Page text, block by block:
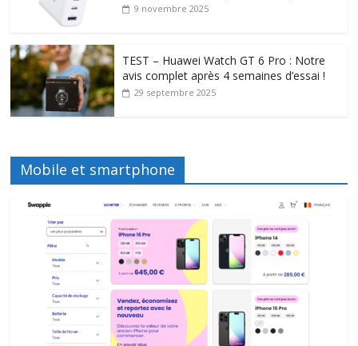
9 novembre 2025
TEST – Huawei Watch GT 6 Pro : Notre
avis complet après 4 semaines d’essai !
29 septembre 2025
Mobile et smartphone